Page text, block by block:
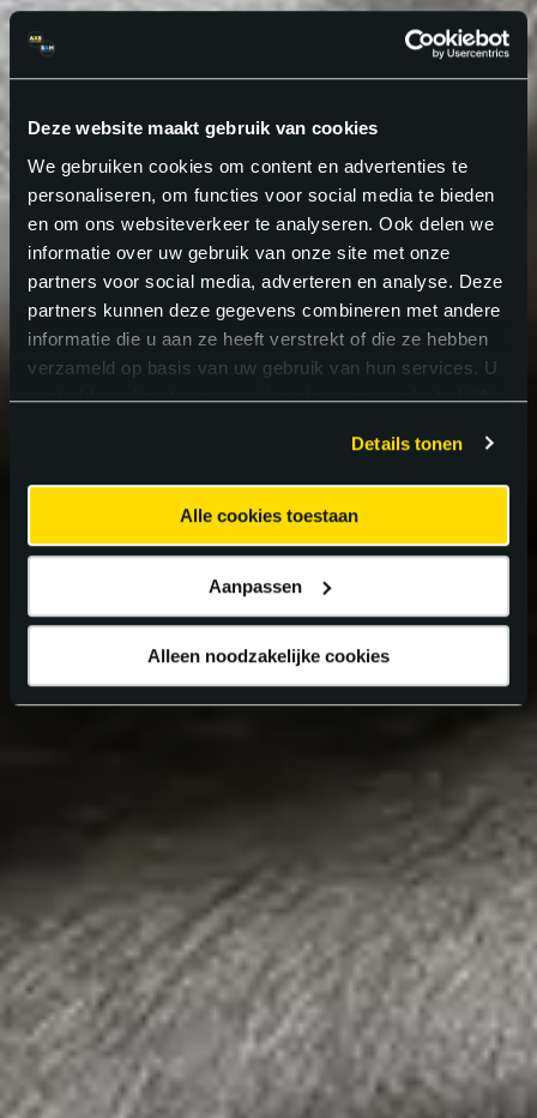
Deze website maakt gebruik van cookies
We gebruiken cookies om content en advertenties te
personaliseren, om functies voor social media te bieden
en om ons websiteverkeer te analyseren. Ook delen we
informatie over uw gebruik van onze site met onze
partners voor social media, adverteren en analyse. Deze
partners kunnen deze gegevens combineren met andere
informatie die u aan ze heeft verstrekt of die ze hebben
verzameld op basis van uw gebruik van hun services. U
gaat akkoord met onze cookies als u onze website blijft
Details tonen
Alle cookies toestaan
Aanpassen
Alleen noodzakelijke cookies